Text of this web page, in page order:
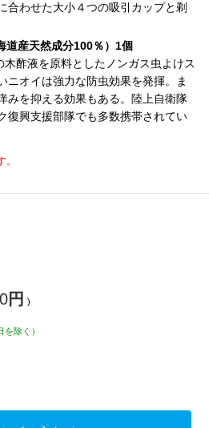
合わせた大小４つの吸引カップと剃
道産天然成分100％）1個
酢液を原料としたノンガス虫よけス
ニオイは強力な防虫効果を発揮。ま
みを抑える効果もある。陸上自衛隊
復興支援部隊でも多数携帯されてい
円 )
除く）